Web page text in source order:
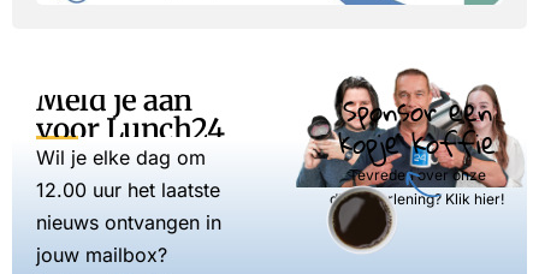
Meld je aan
voor Lunch24
Wil je elke dag om
12.00 uur het laatste
nieuws ontvangen in
jouw mailbox?
Sponsor een
kopje koffie
Tevreden over onze
dienstverlening? Klik hier!